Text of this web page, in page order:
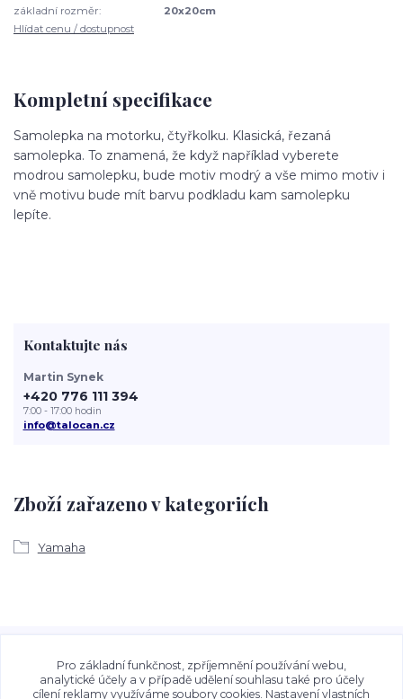
základní rozměr:
20x20cm
Hlídat cenu / dostupnost
Kompletní specifikace
Samolepka na motorku, čtyřkolku. Klasická, řezaná
samolepka. To znamená, že když například vyberete
modrou samolepku, bude motiv modrý a vše mimo motiv i
vně motivu bude mít barvu podkladu kam samolepku
lepíte.
Zboží zařazeno v kategoriích
Yamaha
Kontaktujte nás
Martin Synek
+420 776 111 394
7:00 - 17:00 hodin
info@talocan.cz
obsah zveřejněný na stránkách Talocan.cz a
CeskeSamolepky.cz jsou chráněny autorským právem. Jejich
Pro základní funkčnost, zpříjemnění používání webu,
analytické účely a v případě udělení souhlasu také pro účely
cílení reklamy využíváme soubory cookies. Nastavení vlastních